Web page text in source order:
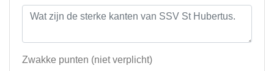
Zwakke punten (niet verplicht)